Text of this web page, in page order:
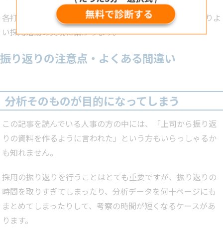
各打ち手を実施→効果検証を行いPDCAを回すことが、よりよ
い採用活動の実現に繋がります。
振り返りの注意点・よくある間違い
分析そのものが目的になってしまう
この記事を読んでいる人事の方の中には、「上司から振り返
りの資料を作るように言われた」という方もいらっしゃるか
も知れません。
採用の振り返りを行うことはとても重要ですが、振り返りの
時間を取りすぎてしまったり、分析データを何十ページにも
まとめてしまったりして、考察の時間が短くなるケースがあ
ります。